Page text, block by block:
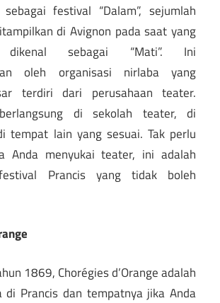
festival “Dalam”, sejumlah
di Avignon pada saat yang
dikenal sebagai “Mati”. Ini
oleh organisasi nirlaba yang
terdiri dari perusahaan teater.
di sekolah teater, di
tempat lain yang sesuai. Tak perlu
Anda menyukai teater, ini adalah
Prancis yang tidak boleh
1869, Chorégies d’Orange adalah
Prancis dan tempatnya jika Anda